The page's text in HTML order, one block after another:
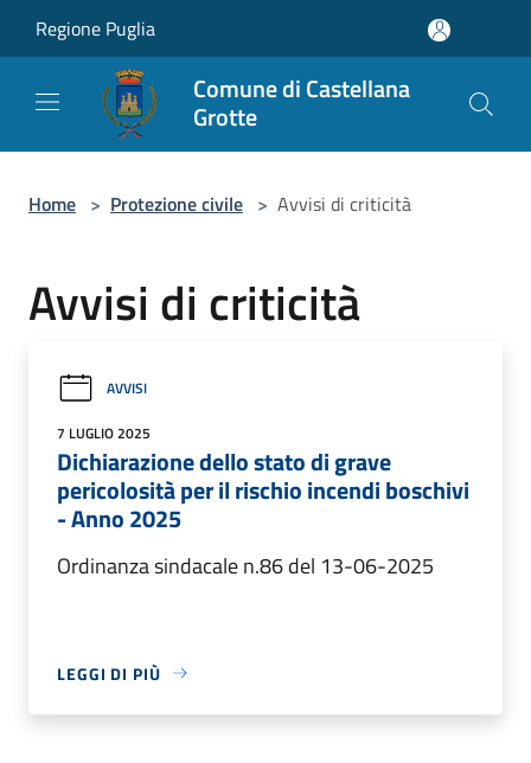
Regione Puglia
Comune di Castellana
Grotte
Home > Protezione civile > Avvisi di criticità
Avvisi di criticità
AVVISI
7 LUGLIO 2025
Dichiarazione dello stato di grave
pericolosità per il rischio incendi boschivi
- Anno 2025
Ordinanza sindacale n.86 del 13-06-2025
LEGGI DI PIÙ